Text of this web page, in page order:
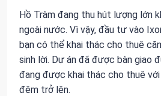
Hồ Tràm đang thu hút lượng lớn
ngoài nước. Vì vậy, đầu tư vào
bạn có thể khai thác cho thuê
sinh lời. Dự án đã được bàn giao
đang được khai thác cho thuê
đêm trở lên.